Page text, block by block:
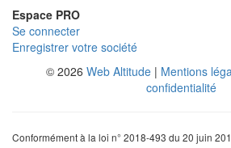
Espace PRO
Se connecter
Enregistrer votre société
© 2026 Web Altitude | Mentions
confidentialité
Conformément à la loi n° 2018-493 du 20 juin